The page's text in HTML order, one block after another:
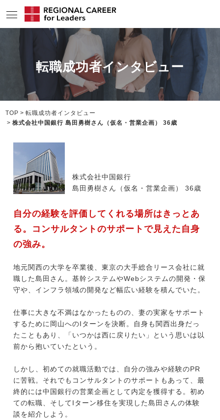
サービスの特長
求人情報
転職成功者インタビュー
地域の特色
リサーチ
ニュース
メディア紹介実績
中長期で転職をお考えの方
転職成功者インタビュー
TOP
転職成功者インタビュー
株式会社中国銀行 島田勇樹さん（仮名・営業企画） 36歳
株式会社中国銀行
島田勇樹さん（仮名・営業企画） 36歳
自分の経験を評価してくれる場所はきっとあ
る。コンサルタントのサポートで見えた自身
の強み。
地元関西の大学を卒業後、東京の大手総合リース会社に就
職した島田さん。基幹システムやWebシステムの開発・保
守や、インフラ領域の開発など幅広い経験を積んでいた。
仕事に大きな不満はなかったものの、妻の実家をサポート
するために岡山へのIターンを決断。自身も関西出身だっ
たこともあり、「いつかは西に戻りたい」という思いは以
前から抱いていたという。
しかし、初めての就職活動では、自分の強みや経験のPR
に苦戦。それでもコンサルタントのサポートもあって、最
終的には中国銀行の営業企画として内定を獲得する。初め
ての転職、そしてIターン移住を実現した島田さんの体験
談を紹介しよう。